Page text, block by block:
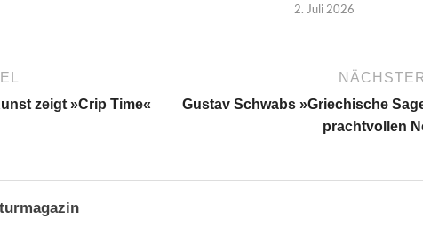
2. Juli 2026
zeigt »Crip Time«
Gustav Schwabs »Griechische
prachtvollen